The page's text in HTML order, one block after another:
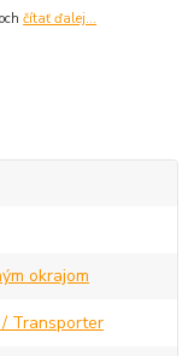
čítať ďalej...
okrajom
Transporter